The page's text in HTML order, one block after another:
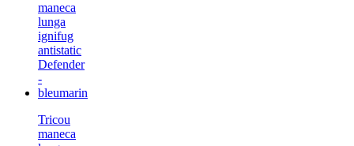
Tricou
maneca